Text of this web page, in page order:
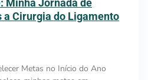
Minha Jornada de
a Cirurgia do Ligamento
Metas no Início do Ano